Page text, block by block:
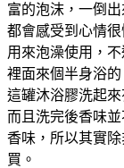
富的泡沫，一倒
都會感受到心情
用來泡澡使用，
裡面來個半身浴
這罐沐浴膠洗起
而且洗完後香味
香味，所以其實
買。